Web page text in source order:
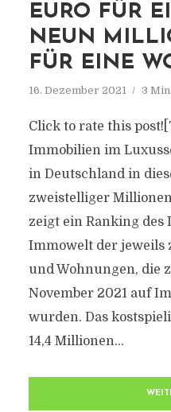
EURO FÜR
NEUN
FÜR EINE
16. Dezember 2021 3
Click to rate this
Immobilien im
in Deutschland in
zweistelliger
zeigt ein Ranking
Immowelt der jeweils
und Wohnungen, die
November 2021 auf
wurden. Das
14,4 Millionen...